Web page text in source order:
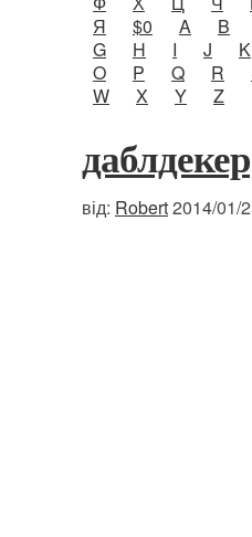
Я
$0 A B
G
H I J K
O
P Q R
W
X Y Z
даблдекер
від: Robert2014/01/